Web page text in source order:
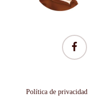
facebook
Política de privacidad